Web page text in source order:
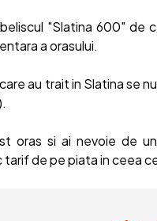
"Slatina 600" de
a orasului.
au trait in Slatina se
oras si ai nevoie de
tarif de pe piata in ceea